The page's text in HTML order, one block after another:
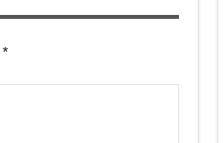
*